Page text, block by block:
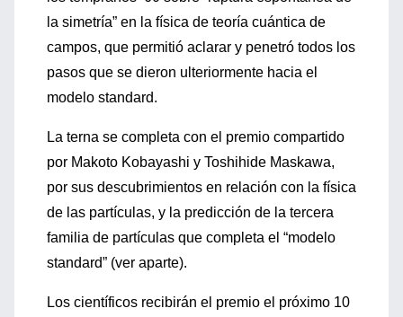
la simetría” en la física de teoría cuántica de
campos, que permitió aclarar y penetró todos los
pasos que se dieron ulteriormente hacia el
modelo standard.
La terna se completa con el premio compartido
por Makoto Kobayashi y Toshihide Maskawa,
por sus descubrimientos en relación con la física
de las partículas, y la predicción de la tercera
familia de partículas que completa el “modelo
standard” (ver aparte).
Los científicos recibirán el premio el próximo 10